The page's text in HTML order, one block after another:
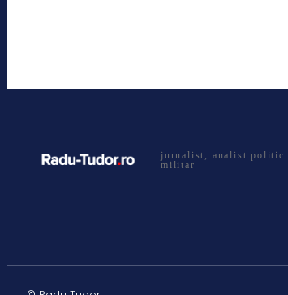
jurnalist, analist politic
militar